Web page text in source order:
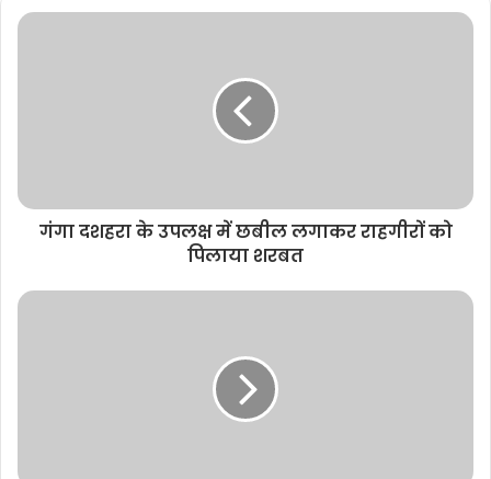
गंगा दशहरा के उपलक्ष में छबील लगाकर राहगीरों को
पिलाया शरबत